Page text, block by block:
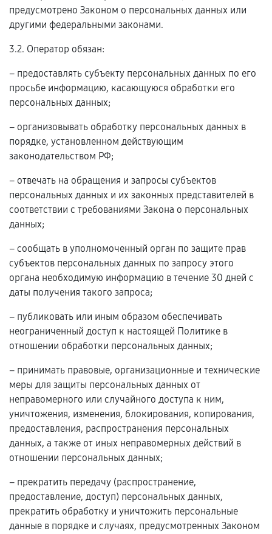
предусмотрено Законом о персональных данных или
другими федеральными законами.
3.2. Оператор обязан:
– предоставлять субъекту персональных данных по его
просьбе информацию, касающуюся обработки его
персональных данных;
– организовывать обработку персональных данных в
порядке, установленном действующим
законодательством РФ;
– отвечать на обращения и запросы субъектов
персональных данных и их законных представителей в
соответствии с требованиями Закона о персональных
данных;
– сообщать в уполномоченный орган по защите прав
субъектов персональных данных по запросу этого
органа необходимую информацию в течение 30 дней с
даты получения такого запроса;
– публиковать или иным образом обеспечивать
неограниченный доступ к настоящей Политике в
отношении обработки персональных данных;
– принимать правовые, организационные и технические
меры для защиты персональных данных от
неправомерного или случайного доступа к ним,
уничтожения, изменения, блокирования, копирования,
предоставления, распространения персональных
данных, а также от иных неправомерных действий в
отношении персональных данных;
– прекратить передачу (распространение,
предоставление, доступ) персональных данных,
прекратить обработку и уничтожить персональные
данные в порядке и случаях, предусмотренных Законом